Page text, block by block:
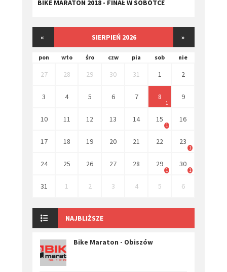
BIKE MARATON 2018 - FINAŁ W SOBÓTCE
« SIERPIEŃ 2026 »
pon wto śro czw pia sob nie
27 28 29 30 31 1 2
3 4 5 6 7 8
1
9
10 11 12 13 14 15
1
16
17 18 19 20 21 22 23
1
24 25 26 27 28 29
1
30
1
31 1 2 3 4 5 6
NAJBLIŻSZE
Bike Maraton - Obiszów